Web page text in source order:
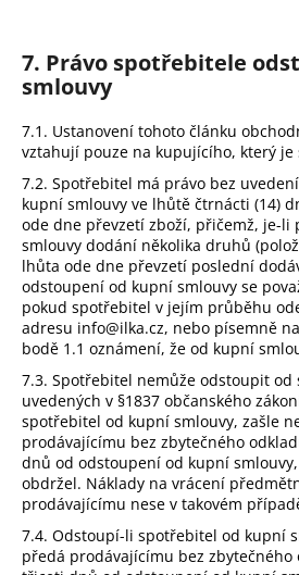
7. Právo spotřebitele
smlouvy
7.1. Ustanovení tohoto článku
vztahují pouze na kupujícího, který
7.2. Spotřebitel má právo bez
kupní smlouvy ve lhůtě čtrnácti (14)
ode dne převzetí zboží, přičemž, je-li
smlouvy dodání několika druhů
lhůta ode dne převzetí poslední
odstoupení od kupní smlouvy se
pokud spotřebitel v jejím průběhu
adresu info@ilka.cz, nebo písemně
bodě 1.1 oznámení, že od kupní
7.3. Spotřebitel nemůže odstoupit od
uvedených v §1837 občanského
spotřebitel od kupní smlouvy, zašle
prodávajícímu bez zbytečného
dnů od odstoupení od kupní
obdržel. Náklady na vrácení
prodávajícímu nese v takovém
7.4. Odstoupí-li spotřebitel od kupní
předá prodávajícímu bez